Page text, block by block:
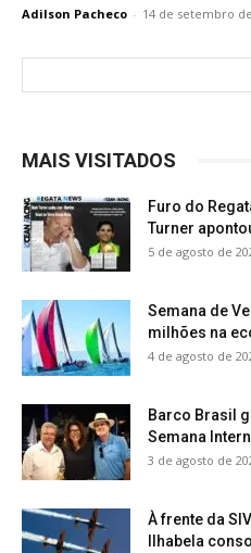
Adilson Pacheco - 14 de setembro
MAIS VISITADOS
Furo do
Turner
5 de agosto de
Semana de
milhões na
4 de agosto de
Barco Brasil
Semana
3 de agosto de
À frente da
Ilhabela